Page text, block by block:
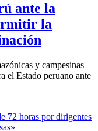
ante la
la
y campesinas
el Estado peruano ante